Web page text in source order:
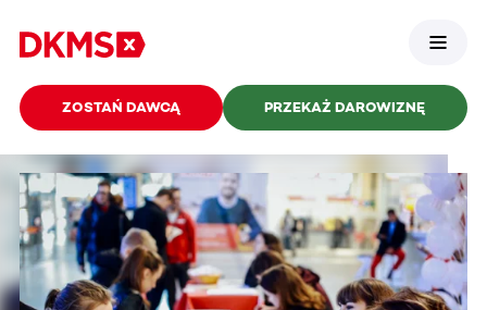
ZOSTAŃ DAWCĄ PRZEKAŻ DAROWIZNĘ